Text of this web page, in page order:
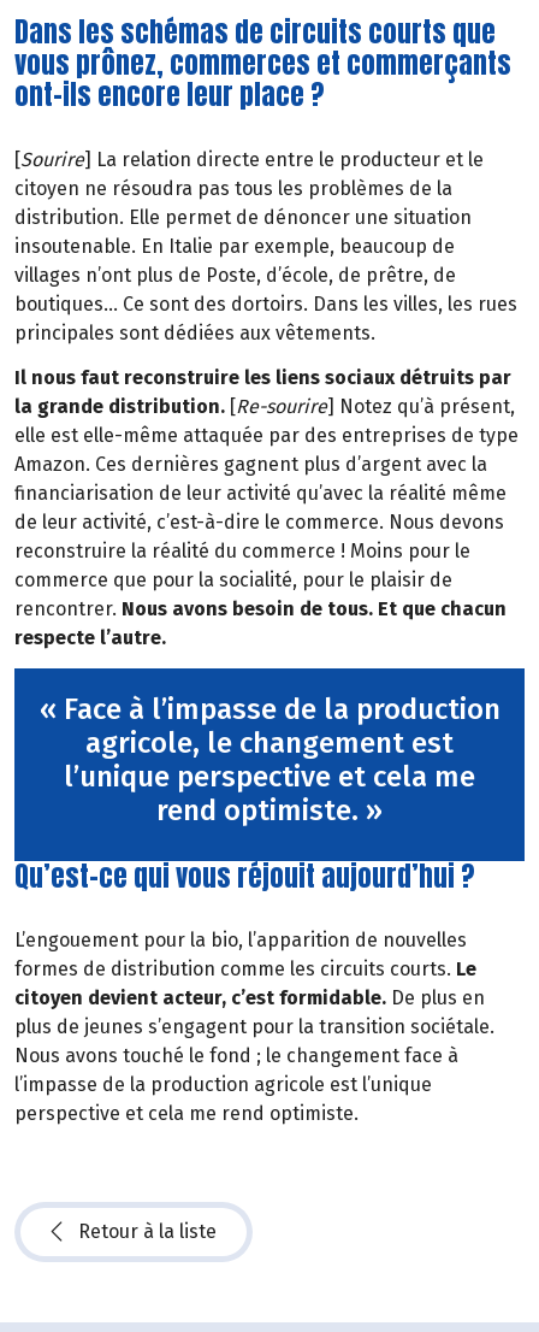
Dans les schémas de circuits courts que
vous prônez, commerces et commerçants
ont-ils encore leur place ?
[Sourire] La relation directe entre le producteur et le
citoyen ne résoudra pas tous les problèmes de la
distribution. Elle permet de dénoncer une situation
insoutenable. En Italie par exemple, beaucoup de
villages n’ont plus de Poste, d’école, de prêtre, de
boutiques… Ce sont des dortoirs. Dans les villes, les rues
principales sont dédiées aux vêtements.
Il nous faut reconstruire les liens sociaux détruits par
la grande distribution. [Re-sourire] Notez qu’à présent,
elle est elle-même attaquée par des entreprises de type
Amazon. Ces dernières gagnent plus d’argent avec la
financiarisation de leur activité qu’avec la réalité même
de leur activité, c’est-à-dire le commerce. Nous devons
reconstruire la réalité du commerce ! Moins pour le
commerce que pour la socialité, pour le plaisir de
rencontrer. Nous avons besoin de tous. Et que chacun
respecte l’autre.
« Face à l’impasse de la production
agricole, le changement est
l’unique perspective et cela me
rend optimiste. »
Qu’est-ce qui vous réjouit aujourd’hui ?
L’engouement pour la bio, l’apparition de nouvelles
formes de distribution comme les circuits courts. Le
citoyen devient acteur, c’est formidable. De plus en
plus de jeunes s’engagent pour la transition sociétale.
Nous avons touché le fond ; le changement face à
l’impasse de la production agricole est l’unique
perspective et cela me rend optimiste.
Retour à la liste